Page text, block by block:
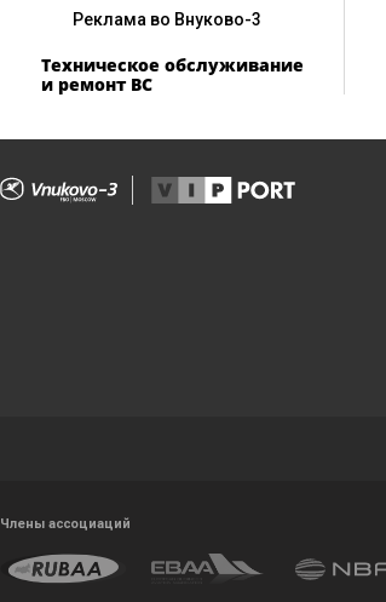
Реклама во Внуково-3
Техническое обслуживание
и ремонт ВС
Члены ассоциаций